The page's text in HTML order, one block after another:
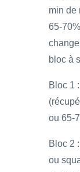
min de
65-
bloc à
Bloc 1
ou 65-
Bloc 2
ou